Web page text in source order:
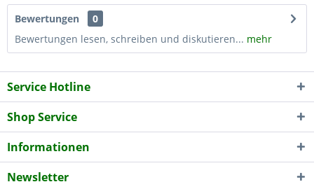
Bewertungen
0
Bewertungen lesen, schreiben und diskutieren... mehr
Service Hotline
Shop Service
Informationen
Newsletter